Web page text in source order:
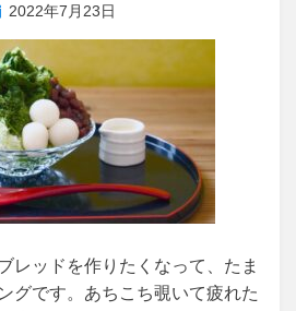
投稿者wad
:
2022年7月23日
レッドを作りたくなって、たま
グです。あちこち覗いて疲れた